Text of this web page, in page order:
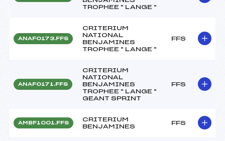
TROPHEE " LANGE "
ANAF0173.FFS
CRITERIUM
NATIONAL
BENJAMINES
TROPHEE " LANGE "
FFS
ANAF0171.FFS
CRITERIUM
NATIONAL
BENJAMINES
TROPHEE " LANGE "
GEANT SPRINT
FFS
AMBF1001.FFS
CRITERIUM
BENJAMINES
FFS